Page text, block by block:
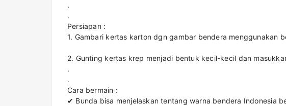
.
.
Persiapan :
1. Gambari kertas karton dgn gambar bendera menggunakan
2. Gunting kertas krep menjadi bentuk kecil-kecil dan
.
.
Cara bermain :
✔ Bunda bisa menjelaskan tentang warna bendera Indonesia